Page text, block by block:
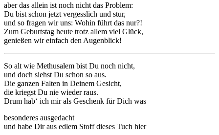
aber das allein ist noch nicht das Problem:
Du bist schon jetzt vergesslich und stur,
und so fragen wir uns: Wohin führt das nur?!
Zum Geburtstag heute trotz allem viel Glück,
genießen wir einfach den Augenblick!
So alt wie Methusalem bist Du noch nicht,
und doch siehst Du schon so aus.
Die ganzen Falten in Deinem Gesicht,
die kriegst Du nie wieder raus.
Drum hab‘ ich mir als Geschenk für Dich was
besonderes ausgedacht
und habe Dir aus edlem Stoff dieses Tuch hier